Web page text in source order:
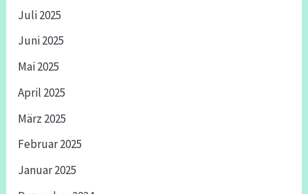
Juli 2025
Juni 2025
Mai 2025
April 2025
März 2025
Februar 2025
Januar 2025